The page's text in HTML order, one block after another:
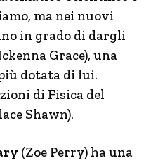
ma nei nuovi
in grado di dargli
Grace), una
dotata di lui.
di Fisica del
Shawn).
(Zoe Perry) ha una